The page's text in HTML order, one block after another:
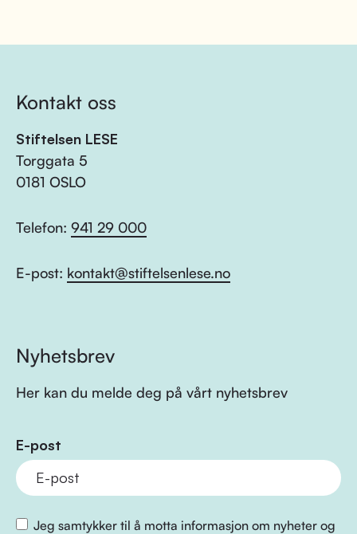
Kontakt oss
Stiftelsen LESE
Torggata 5
0181 OSLO
Telefon: 941 29 000
E-post: kontakt@stiftelsenlese.no
Nyhetsbrev
Her kan du melde deg på vårt nyhetsbrev
E-post
Jeg samtykker til å motta informasjon om nyheter og